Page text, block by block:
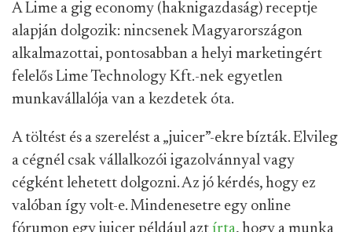
A Lime a gig economy (haknigazdaság) receptje
alapján dolgozik: nincsenek Magyarországon
alkalmazottai, pontosabban a helyi marketingért
felelős Lime Technology Kft.-nek egyetlen
munkavállalója van a kezdetek óta.
A töltést és a szerelést a „juicer”-ekre bízták. Elvileg
a cégnél csak vállalkozói igazolvánnyal vagy
cégként lehetett dolgozni. Az jó kérdés, hogy ez
valóban így volt-e. Mindenesetre egy online
fórumon egy juicer például azt írta, hogy a munka